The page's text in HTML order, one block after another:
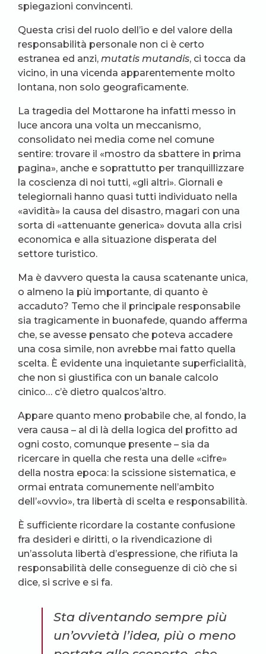
spiegazioni convincenti.
Questa crisi del ruolo dell’io e del valore della
responsabilità personale non ci è certo
estranea ed anzi, mutatis mutandis, ci tocca da
vicino, in una vicenda apparentemente molto
lontana, non solo geograficamente.
La tragedia del Mottarone ha infatti messo in
luce ancora una volta un meccanismo,
consolidato nei media come nel comune
sentire: trovare il «mostro da sbattere in prima
pagina», anche e soprattutto per tranquillizzare
la coscienza di noi tutti, «gli altri». Giornali e
telegiornali hanno quasi tutti individuato nella
«avidità» la causa del disastro, magari con una
sorta di «attenuante generica» dovuta alla crisi
economica e alla situazione disperata del
settore turistico.
Ma è davvero questa la causa scatenante unica,
o almeno la più importante, di quanto è
accaduto? Temo che il principale responsabile
sia tragicamente in buonafede, quando afferma
che, se avesse pensato che poteva accadere
una cosa simile, non avrebbe mai fatto quella
scelta. È evidente una inquietante superficialità,
che non si giustifica con un banale calcolo
cinico… c’è dietro qualcos’altro.
Appare quanto meno probabile che, al fondo, la
vera causa – al di là della logica del profitto ad
ogni costo, comunque presente – sia da
ricercare in quella che resta una delle «cifre»
della nostra epoca: la scissione sistematica, e
ormai entrata comunemente nell’ambito
dell’«ovvio», tra libertà di scelta e responsabilità.
È sufficiente ricordare la costante confusione
fra desideri e diritti, o la rivendicazione di
un’assoluta libertà d’espressione, che rifiuta la
responsabilità delle conseguenze di ciò che si
dice, si scrive e si fa.
Sta diventando sempre più
un’ovvietà l’idea, più o meno